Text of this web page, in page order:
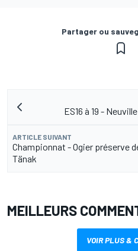
Partager ou
ES16 à 19 -
ARTICLE SUIVANT
Championnat - Ogier préserve
Tänak
MEILLEURS
VOIR PLUS &